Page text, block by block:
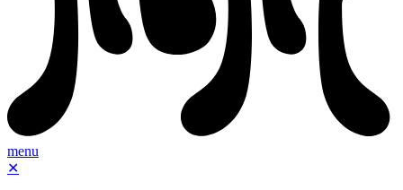
menu
✕